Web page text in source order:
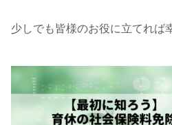
少しでも皆様のお役に立てれば